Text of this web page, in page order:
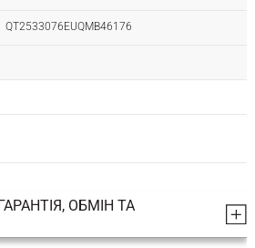
QT2533076EUQMB46176
ОБМІН ТА